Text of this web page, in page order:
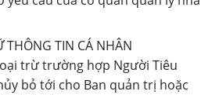
THÔNG TIN CÁ NHÂN
trừ trường hợp Người Tiêu
bỏ tới cho Ban quản trị hoặc